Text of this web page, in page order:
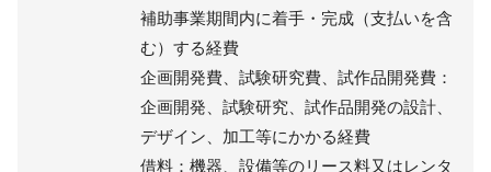
補助事業期間内に着手・完成（支払いを含
む）する経費
企画開発費、試験研究費、試作品開発費：
企画開発、試験研究、試作品開発の設計、
デザイン、加工等にかかる経費
借料：機器、設備等のリース料又はレンタ